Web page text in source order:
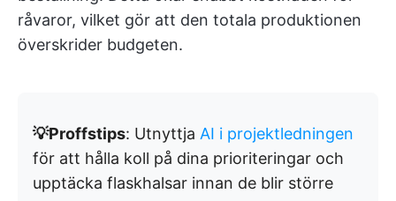
råvaror, vilket gör att den totala produktionen
överskrider budgeten.
💡Proffstips: Utnyttja AI i projektledningen
för att hålla koll på dina prioriteringar och
upptäcka flaskhalsar innan de blir större